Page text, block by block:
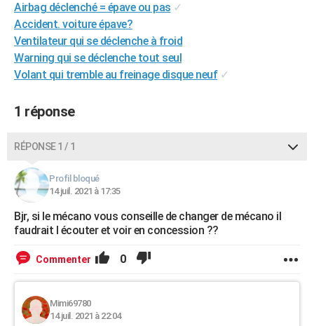
COPAINS D'AVANT
S'inscrire
Se connecter
Lycées
Collèges
Primaires
Universités
Entreprises
Service militaire
Avis de recherche
AVIS DE DÉCÈS
Airbag déclenché = épave ou pas ✓
Accident. voiture épave?
Ventilateur qui se déclenche à froid
Warning qui se déclenche tout seul
Volant qui tremble au freinage disque neuf ✓
1 réponse
RÉPONSE 1 / 1
Profil bloqué
14 juil. 2021 à 17:35
Bjr, si le mécano vous conseille de changer de mécano il
faudrait l écouter et voir en concession ??
Commenter 0
Mimi69780
14 juil. 2021 à 22:04